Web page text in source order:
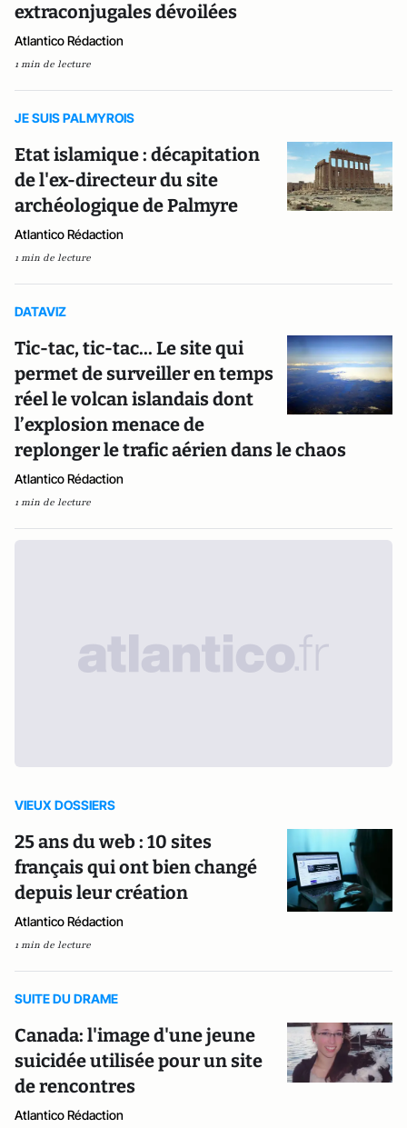
extraconjugales dévoilées
Atlantico Rédaction
1 min de lecture
JE SUIS PALMYROIS
Etat islamique : décapitation
de l'ex-directeur du site
archéologique de Palmyre
Atlantico Rédaction
1 min de lecture
DATAVIZ
Tic-tac, tic-tac... Le site qui
permet de surveiller en temps
réel le volcan islandais dont
l’explosion menace de
replonger le trafic aérien dans le chaos
Atlantico Rédaction
1 min de lecture
VIEUX DOSSIERS
25 ans du web : 10 sites
français qui ont bien changé
depuis leur création
Atlantico Rédaction
1 min de lecture
SUITE DU DRAME
Canada: l'image d'une jeune
suicidée utilisée pour un site
de rencontres
Atlantico Rédaction